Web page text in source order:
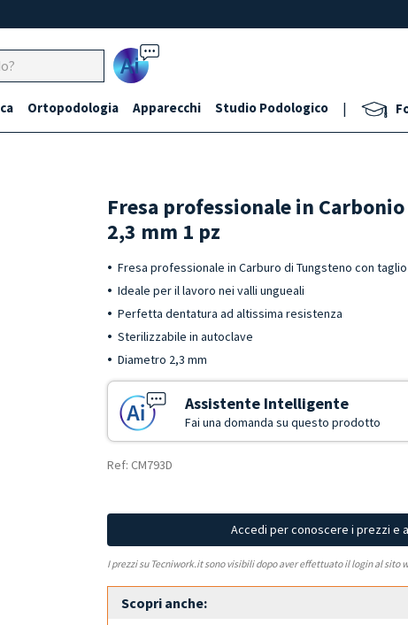
Ai
Ortopodologia Apparecchi Studio Podologico |
Fresa professionale in
2,3 mm 1 pz
Fresa professionale in Carburo di Tungsteno con
Ideale per il lavoro nei valli ungueali
Perfetta dentatura ad altissima resistenza
Sterilizzabile in autoclave
Diametro 2,3 mm
Assistente Intelligente
Fai una domanda su questo prodotto
Ref: CM793D
Accedi per conoscere i prezzi e
I prezzi su Tecniwork.it sono visibili dopo aver effettuato il login al sito
Scopri anche: